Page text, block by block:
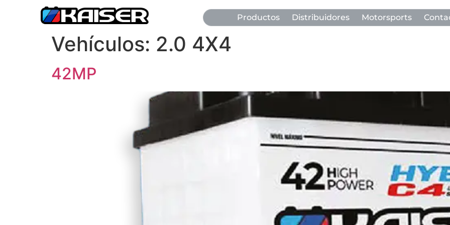
Productos Distribuidores Motorsports
Vehículos: 2.0 4X4
42MP